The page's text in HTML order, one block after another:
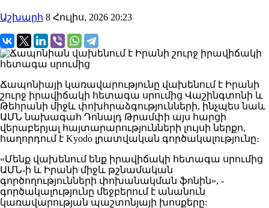
Աշխարհ 8 Հուլիս, 2026 20:23
Ճապոնիայի կառավարությունը վախենում է Իրանի
շուրջ իրավիճակի հետագա սրումից Վաշինգտոնի և
Թեհրանի միջև փոխհրաձգությունների, ինչպես նաև
ԱՄՆ նախագահ Դոնալդ Թրամփի այս հարցի
վերաբերյալ հայտարարությունների լույսի ներքո,
հաղորդում է Kyodo լրատվական գործակալությունը։
«Մենք վախենում ենք իրավիճակի հետագա սրումից
ԱՄՆ-ի և Իրանի միջև թշնամական
գործողությունների փոխանակման ֆոնին», -
գործակալությունը մեջբերում է անանուն
կառավարության պաշտոնյայի խոսքերը: